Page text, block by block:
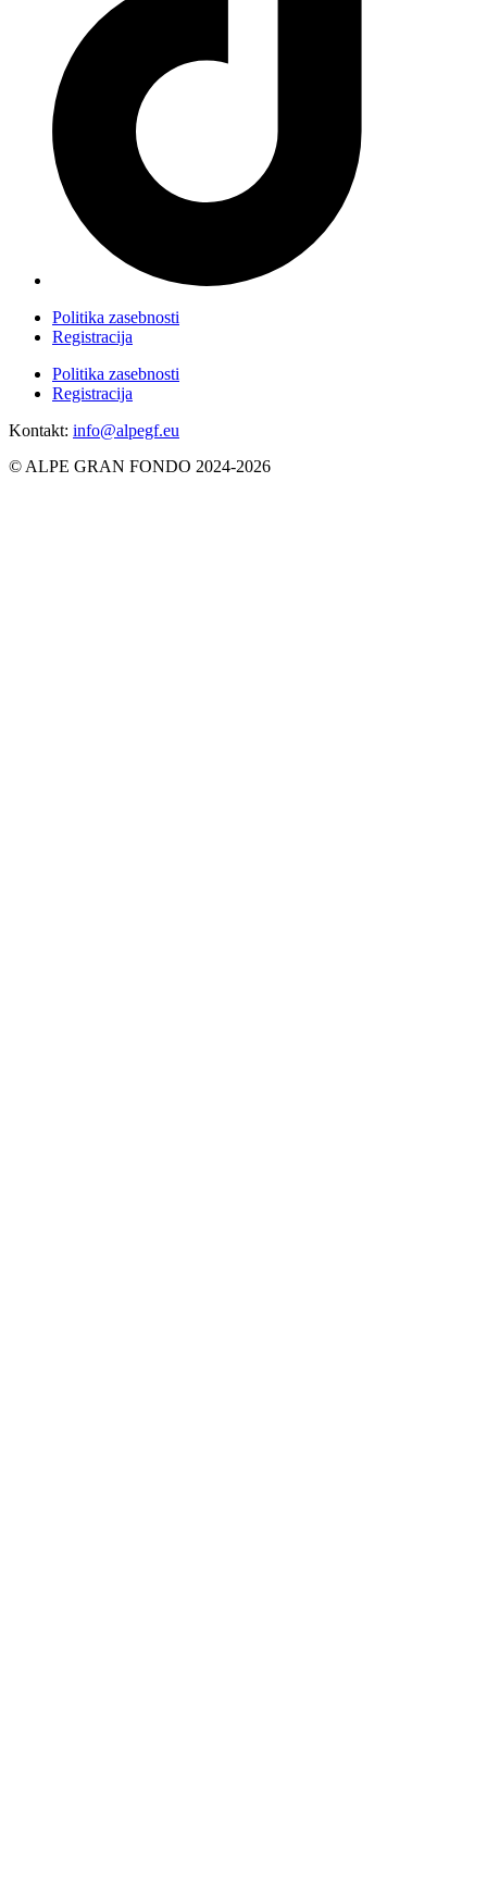
Politika zasebnosti
Registracija
Politika zasebnosti
Registracija
Kontakt: info@alpegf.eu
© ALPE GRAN FONDO 2024-2026